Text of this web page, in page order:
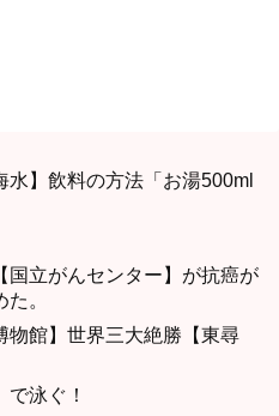
水】飲料の方法「お湯500ml
国立がんセンター】が抗癌が
。
物館】世界三大絶勝【東尋
泳ぐ！